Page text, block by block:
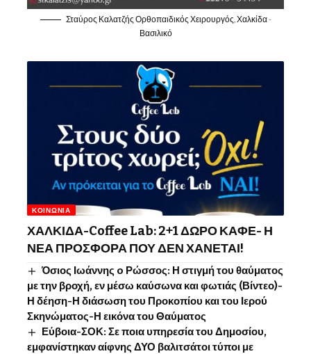
Σταύρος Καλατζής Ορθοπαιδικός Χειρουργός, Χαλκίδα -
Βασιλικό
ΚΟΙΝΩΝΊΑ
ΧΑΛΚΙΔΑ-Coffee Lab: 2+1 ΔΩΡΟ ΚΑΦΕ- Η
ΝΕΑ ΠΡΟΣΦΟΡΑ ΠΟΥ ΔΕΝ ΧΑΝΕΤΑΙ!
Όσιος Ιωάννης o Ρώσσος: Η στιγμή του θαύματος
με την βροχή, εν μέσω καύσωνα και φωτιάς (Βίντεο)-
Η δέηση-Η διάσωση του Προκοπίου και του Ιερού
Σκηνώματος-Η εικόνα του Θαύματος
Εύβοια-ΣΟΚ: Σε ποια υπηρεσία του Δημοσίου,
εμφανίστηκαν αίφνης ΔΥΟ βαλιτσάτοι τύποι με